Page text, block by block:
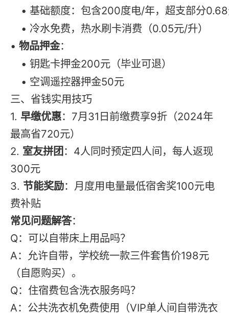
• 基础额度：包含200度电/年，超支部分
• 冷水免费，热水刷卡消费（0.05元/升）
•物品押金：
• 钥匙卡押金200元（毕业可退）
• 空调遥控器押金50元
三、省钱实用技巧
1. 早缴优惠：7月31日前缴费享9折（2024年
最高省720元）
2. 室友拼团 ：4人同时预定四人间，每人返现
300元
3. 节能奖励：月度用电量最低宿舍奖100元电
费补贴
常见问题解答：
Q：可以自带床上用品吗？
A：允许自带，学校统一款三件套售价198元
（自愿购买）。
Q：住宿费包含洗衣服务吗？
A：公共洗衣机免费使用（VIP单人间自带洗衣